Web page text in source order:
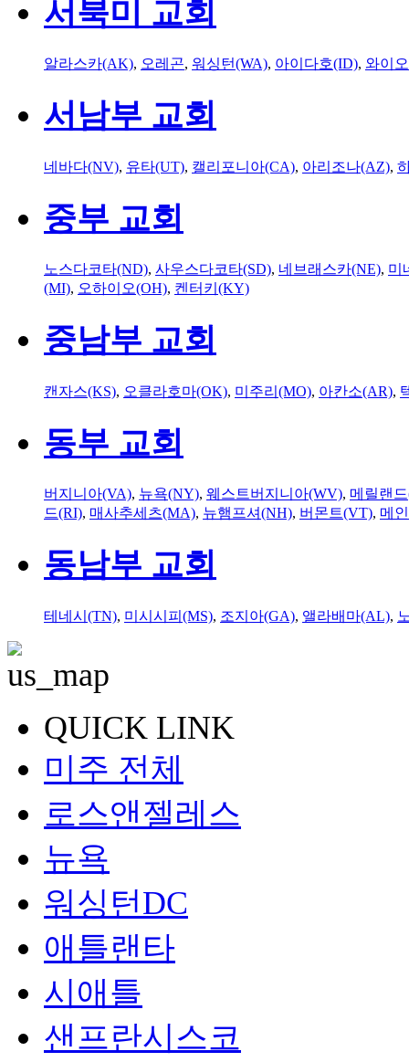
서북미 교회
알라스카(AK), 오레곤, 워싱턴(WA), 아이다호(ID), 와이
서남부 교회
네바다(NV), 유타(UT), 캘리포니아(CA), 아리조나(AZ),
중부 교회
노스다코타(ND), 사우스다코타(SD), 네브래스카(NE), 미
(MI), 오하이오(OH), 켄터키(KY)
중남부 교회
캔자스(KS), 오클라호마(OK), 미주리(MO), 아칸소(AR),
동부 교회
버지니아(VA), 뉴욕(NY), 웨스트버지니아(WV), 메릴랜
드(RI), 매사추세츠(MA), 뉴햄프셔(NH), 버몬트(VT), 메
동남부 교회
테네시(TN), 미시시피(MS), 조지아(GA), 앨라배마(AL),
QUICK LINK
미주 전체
로스앤젤레스
뉴욕
워싱턴DC
애틀랜타
시애틀
샌프란시스코